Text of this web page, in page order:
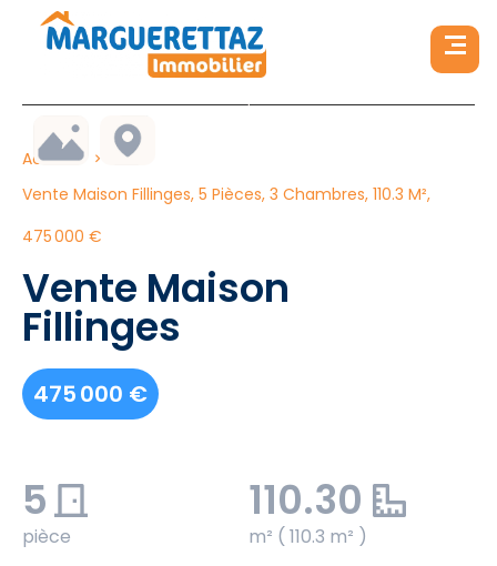
Accueil
Vente Maison Fillinges, 5 Pièces, 3 Chambres, 110.3 M²,
475 000 €
Vente Maison
Fillinges
475 000 €
5
pièce
110.30
m² ( 110.3 m² )